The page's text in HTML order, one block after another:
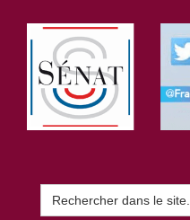
Footer
Search
for: